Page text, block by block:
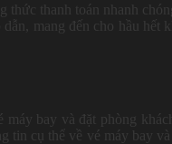
thanh toán nhanh
mang đến cho hầu hết
bay và đặt phòng khách
cụ thể về vé máy bay và